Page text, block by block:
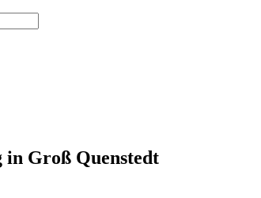
Groß Quenstedt